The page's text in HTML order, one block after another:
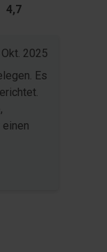
4,7
Okt. 2025
Es